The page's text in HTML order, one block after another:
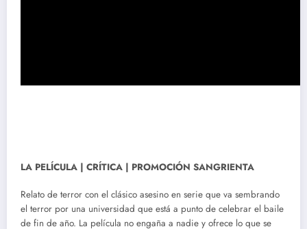
LA PELÍCULA | CRÍTICA | PROMOCIÓN SANGRIENTA
Relato de terror con el clásico asesino en serie que va sembrando
el terror por una universidad que está a punto de celebrar el baile
de fin de año. La película no engaña a nadie y ofrece lo que se